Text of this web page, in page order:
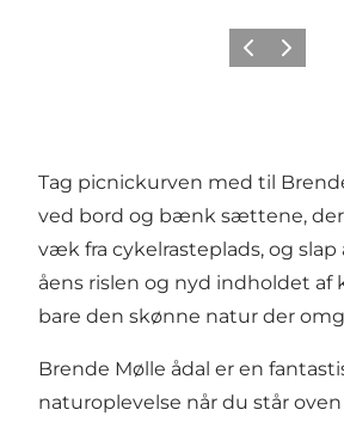
ForrigeNæste
Tag picnickurven med til
ved bord og bænk sættene,
væk fra cykelrasteplads, og slap
åens rislen og nyd indholdet af
bare den skønne natur der
Brende Mølle ådal er en
naturoplevelse når du står oven